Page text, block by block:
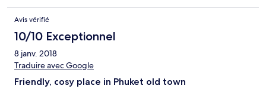
Avis vérifié
10/10 Exceptionnel
8 janv. 2018
Traduire avec Google
Friendly, cosy place in Phuket old town